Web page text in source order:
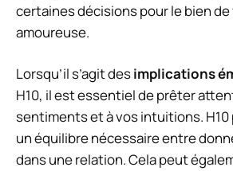
certaines décisions pour le bien
amoureuse.
Lorsqu’il s’agit desimplications
H10, il est essentiel de prêter
sentiments et à vos intuitions.
un équilibre nécessaire entre
dans une relation. Cela peut